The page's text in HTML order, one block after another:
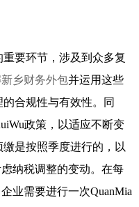
要环节，涉及到众多复
新乡财务外包并运用这些
合规性与有效性。同
政策，以适应不断变
是按照季度进行的，以
纳税调整的变动。在每
业需要进行一次QuanMia